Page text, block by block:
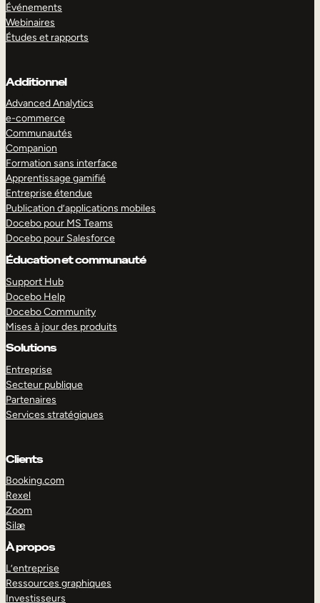
Événements
Webinaires
Études et rapports
Additionnel
Advanced Analytics
e-commerce
Communautés
Companion
Formation sans interface
Apprentissage gamifié
Entreprise étendue
Publication d’applications mobiles
Docebo pour MS Teams
Docebo pour Salesforce
Éducation et communauté
Support Hub
Docebo Help
Docebo Community
Mises à jour des produits
Solutions
Entreprise
Secteur publique
Partenaires
Services stratégiques
Clients
Booking.com
Rexel
Zoom
Silæ
À propos
L’entreprise
Ressources graphiques
Investisseurs